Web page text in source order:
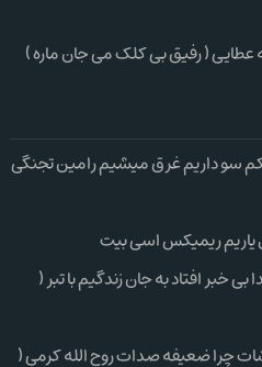
عطایی ( رفیق بی کلک می جان ماره )
سو داریم غرق میشیم رامین تجنگی
یاریم ریمیکس اسی بیت
خبر افتاد به جان زندگیم با تبر (
چرا ضعیفه صدات روح الله کرمی (